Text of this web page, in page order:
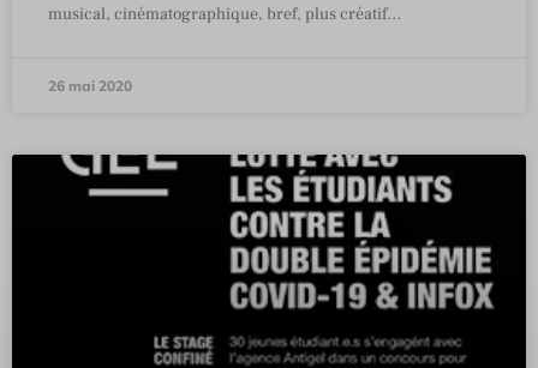
musical, cinématographique, bref, plus créatif…
26 mai 2020